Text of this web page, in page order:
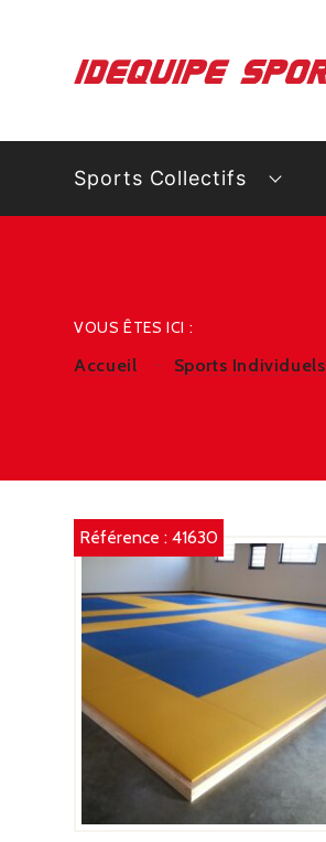
Sports Collectifs
VOUS ÊTES ICI :
Accueil Sports Individuels
Référence :41630